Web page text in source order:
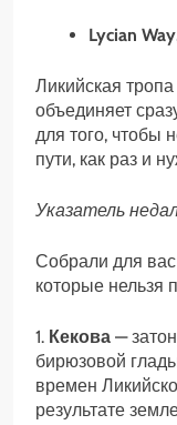
Lycian
Ликийская
объединяет
для того, чтобы
пути, как раз и
Указатель
Собрали для вас
которые нельзя
1. Кекова —
бирюзовой
времен
результате